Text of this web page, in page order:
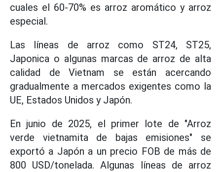
cuales el 60-70% es arroz aromático y arroz
especial.
Las líneas de arroz como ST24, ST25,
Japonica o algunas marcas de arroz de alta
calidad de Vietnam se están acercando
gradualmente a mercados exigentes como la
UE, Estados Unidos y Japón.
En junio de 2025, el primer lote de "Arroz
verde vietnamita de bajas emisiones" se
exportó a Japón a un precio FOB de más de
800 USD/tonelada. Algunas líneas de arroz